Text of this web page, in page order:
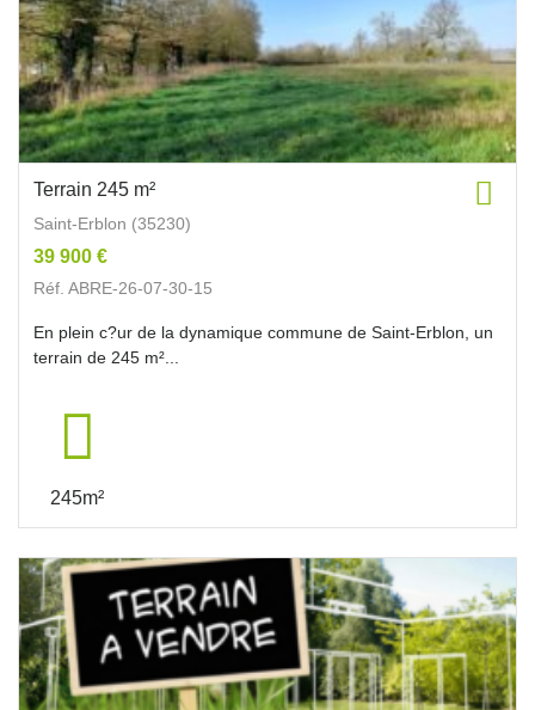
Terrain 245 m²
Saint-Erblon (35230)
39 900 €
Réf. ABRE-26-07-30-15
En plein c?ur de la dynamique commune de Saint-Erblon, un
terrain de 245 m²...
245m²